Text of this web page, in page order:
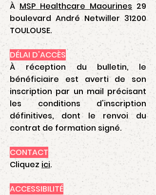
ÀMSP Healthcare Maourines 29
boulevard André Netwiller 31200
TOULOUSE.
DÉLAI D'ACCÈS
À réception du bulletin, le
bénéficiaire est averti de son
inscription par un mail précisant
les conditions d'inscription
définitives, dont le renvoi du
contrat de formation signé.
CONTACT
Cliquez ici.
ACCESSIBILITÉ